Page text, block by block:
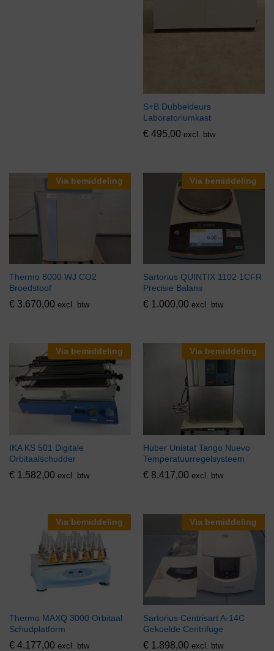
S+B Dubbeldeurs
Laboratoriumkast
€ 495,00 excl. btw
Via bemiddeling
Thermo 8000 WJ CO2
Broedstoof
€ 3.670,00 excl. btw
Via bemiddeling
Sartorius QUINTIX 1102 1CFR
Precisie Balans
€ 1.000,00 excl. btw
Via bemiddeling
IKA KS 501 Digitale
Orbitaalschudder
€ 1.582,00 excl. btw
Via bemiddeling
Huber Unistat Tango Nuevo
Temperatuurregelsysteem
€ 8.417,00 excl. btw
Via bemiddeling
Thermo MAXQ 3000 Orbitaal
Schudplatform
€ 4.177,00 excl. btw
Via bemiddeling
Sartorius Centrisart A-14C
Gekoelde Centrifuge
€ 1.898,00 excl. btw